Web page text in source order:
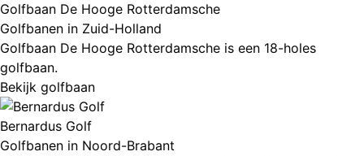
Golfbaan De Hooge Rotterdamsche
Golfbanen in Zuid-Holland
Golfbaan De Hooge Rotterdamsche is een 18-holes
golfbaan.
Bekijk golfbaan
Bernardus Golf
Golfbanen in Noord-Brabant